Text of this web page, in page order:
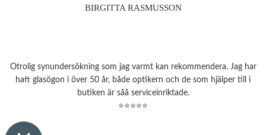
BIRGITTA RASMUSSON
Otrolig synundersökning som jag varmt kan rekommendera. Jag har
haft glasögon i över 50 år, både optikern och de som hjälper till i
butiken är såå serviceinriktade.
⭐⭐⭐⭐⭐